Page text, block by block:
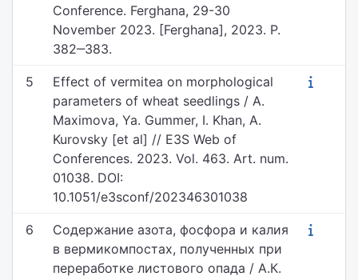
Conference. Ferghana, 29-30
November 2023. [Ferghana], 2023. P.
382‒383.
5
Effect of vermitea on morphological
parameters of wheat seedlings / A.
Maximova, Ya. Gummer, I. Khan, A.
Kurovsky [et al] // E3S Web of
Conferences. 2023. Vol. 463. Art. num.
01038. DOI:
10.1051/e3sconf/202346301038
6
Содержание азота, фосфора и калия
в вермикомпостах, полученных при
переработке листового опада / А.К.